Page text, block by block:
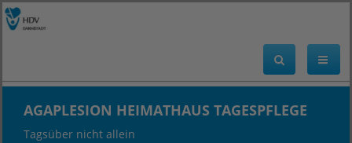
AGAPLESION HEIMATHAUS TAGESPFLEGE
Tagsüber nicht allein